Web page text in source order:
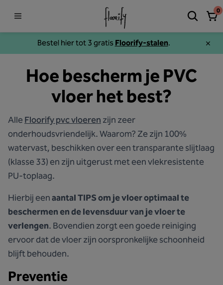
Bestel hier tot 3 gratis Floorify-stalen.
0
Hoe bescherm je PVC
vloer het best?
AlleFloorify pvc vloeren zijn zeer
onderhoudsvriendelijk. Waarom? Ze zijn 100%
watervast, beschikken over een transparante slijtlaag
(klasse 33) en zijn uitgerust met een vlekresistente
PU-toplaag.
Hierbij eenaantal TIPS om je vloer optimaal te
beschermen en de levensduur van je vloer te
verlengen. Bovendien zorgt een goede reiniging
ervoor dat de vloer zijn oorspronkelijke schoonheid
blijft behouden.
Preventie